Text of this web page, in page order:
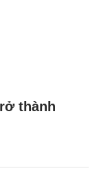
thành